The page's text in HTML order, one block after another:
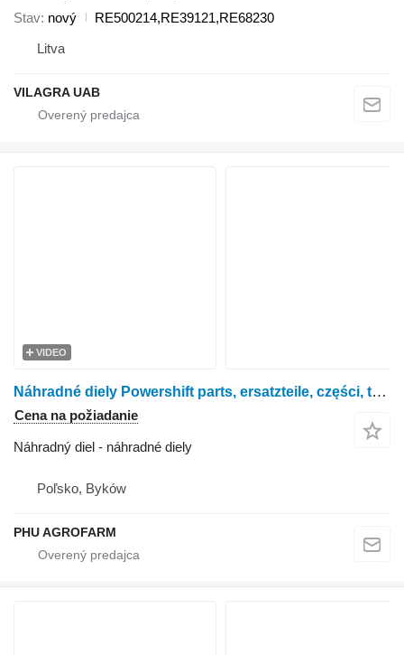
Stav nový
RE500214,RE39121,RE68230
Litva
VILAGRA UAB
VIDEO
Náhradné diely Powershift parts, ersatzteile, części, transmission, engine, axle, skrzynia, silnik, most, getriebe, motor, final drive, gearbox. na kolesového traktora John Deere 7800 7700 7600
Cena na požiadanie
Náhradný diel - náhradné diely
Poľsko, Byków
PHU AGROFARM